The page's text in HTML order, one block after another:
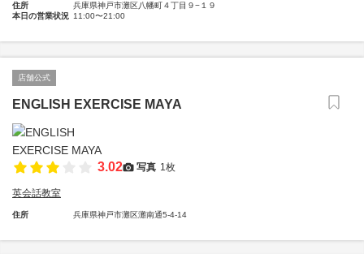
住所
兵庫県神戸市灘区八幡町４丁目９−１９
本日の営業状況 11:00〜21:00
店舗公式
ENGLISH EXERCISE MAYA
3.02 写真 1枚
英会話教室
住所 兵庫県神戸市灘区灘南通5-4-14